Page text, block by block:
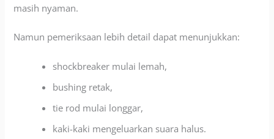
masih nyaman.
Namun pemeriksaan lebih detail dapat menunjukkan:
shockbreaker mulai lemah,
bushing retak,
tie rod mulai longgar,
kaki-kaki mengeluarkan suara halus.